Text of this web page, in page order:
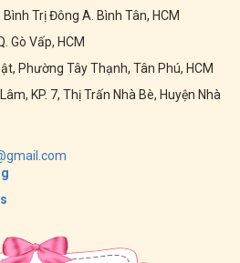
Trị Đông A. Bình Tân, HCM
Gò Vấp, HCM
Phường Tây Thạnh, Tân Phú, HCM
KP. 7, Thị Trấn Nhà Bè, Huyện Nhà